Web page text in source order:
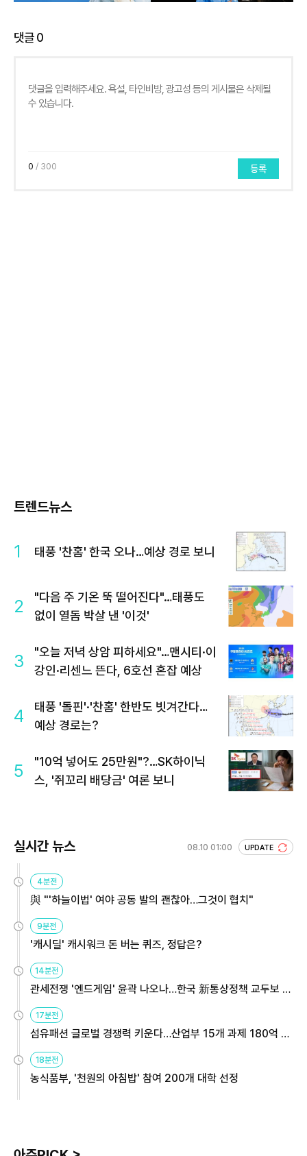
댓글0
0 / 300 등록
트렌드뉴스
1 태풍 '찬홈' 한국 오나…예상 경로 보니
2
"다음 주 기온 뚝 떨어진다"…태풍도
없이 열돔 박살 낸 '이것'
3
"오늘 저녁 상암 피하세요"…맨시티·이
강인·리센느 뜬다, 6호선 혼잡 예상
4
태풍 '돌핀'·'찬홈' 한반도 빗겨간다…
예상 경로는?
5
"10억 넣어도 25만원"?…SK하이닉
스, '쥐꼬리 배당금' 여론 보니
실시간 뉴스 08.10 01:00 UPDATE
4분전
與 "'하늘이법' 여야 공동 발의 괜찮아…그것이 협치"
9분전
'캐시딜' 캐시워크 돈 버는 퀴즈, 정답은?
14분전
관세전쟁 '엔드게임' 윤곽 나오나…한국 新통상정책 교두보 활
용해야
17분전
섬유패션 글로벌 경쟁력 키운다…산업부 15개 과제 180억 지
원
18분전
농식품부, '천원의 아침밥' 참여 200개 대학 선정